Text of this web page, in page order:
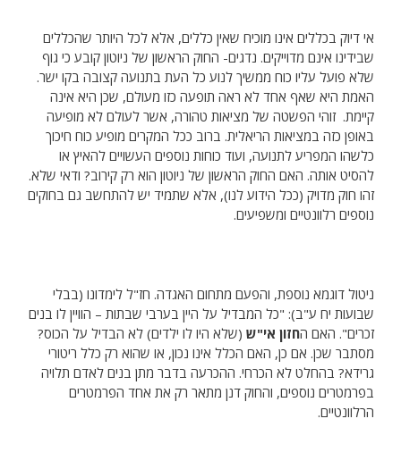
אי דיוק בכללים אינו מוכיח שאין כללים, אלא לכל היותר שהכללים
שבידינו אינם מדוייקים. נדגים- החוק הראשון של ניוטון קובע כי גוף
שלא פועל עליו כוח ממשיך לנוע כל העת בתנועה קצובה בקו ישר.
האמת היא שאף אחד לא ראה תופעה כזו מעולם, שכן היא אינה
קיימת. זוהי הפשטה של מציאות טהורה, אשר לעולם לא מופיעה
באופן כזה במציאות הריאלית. ברוב ככל המקרים מופיע כוח חיכוך
כלשהו המפריע לתנועה, ועוד כוחות נוספים העשויים להאיץ או
להסיט אותה. האם החוק הראשון של ניוטון הוא רק קירוב? ודאי שלא.
זהו חוק מדויק (ככל הידוע לנו), אלא שתמיד יש להתחשב גם בחוקים
נוספים רלוונטיים ומשפיעים.
ניטול דוגמא נוספת, והפעם מתחום האגדה. חז"ל לימדונו (בבלי
שבועות יח ע"ב): "כל המבדיל על היין בערבי שבתות – הוויין לו בנים
זכרים". האם החזון אי"ש (שלא היו לו ילדים) לא הבדיל על הכוס?
מסתבר שכן. אם כן, האם הכלל אינו נכון, או שהוא רק כלל ריטורי
גרידא? בהחלט לא הכרחי. ההכרעה בדבר מתן בנים לאדם תלויה
בפרמטרים נוספים, והחוק דנן מתאר רק את אחד הפרמטרים
הרלוונטיים.